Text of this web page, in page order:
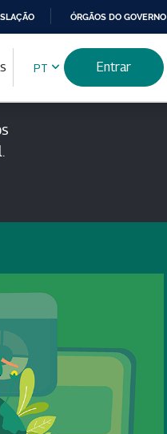
ÓRGÃOS DO GOVERNO
PT Entrar